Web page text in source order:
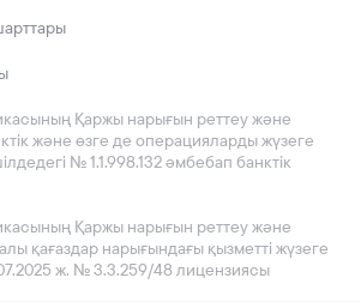
Қаржы нарығын реттеу және
және өзге де операцияларды жүзеге
№ 1.1.998.132 әмбебап банктік
Қаржы нарығын реттеу және
қағаздар нарығындағы қызметті жүзеге
ж. № 3.3.259/48 лицензиясы